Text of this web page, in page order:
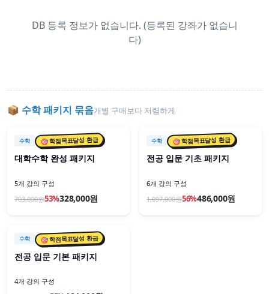
DB 등록 정보가 없습니다. (등록된 강좌가 없습니
다)
📦 수학패키지 묶음개별 구매보다 저렴하게
📦 패키지
수학 🎯 학점목표달성 환급
대학수학 완성 패키지
5개 강의 구성
703,000원53%328,000원
📦 패키지
수학 🎯 학점목표달성 환급
전공 입문 기초 패키지
6개 강의 구성
1,097,000원56%486,000원
📦 패키지
수학 🎯 학점목표달성 환급
전공 입문 기본 패키지
4개 강의 구성